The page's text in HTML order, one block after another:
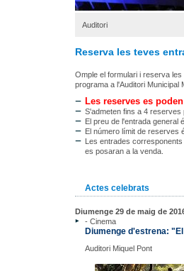
Auditori
Reserva les teves
Omple el formulari i reserva
programa a l'Auditori Municipal
Les reserves es
S'admeten fins a 4 reserves
El preu de l'entrada general
El número límit de reserves
Les entrades
es posaran a la venda.
Actes celebrats
Diumenge 29 de maig de
- Cinema
Diumenge d'estrena:
Auditori Miquel Pont